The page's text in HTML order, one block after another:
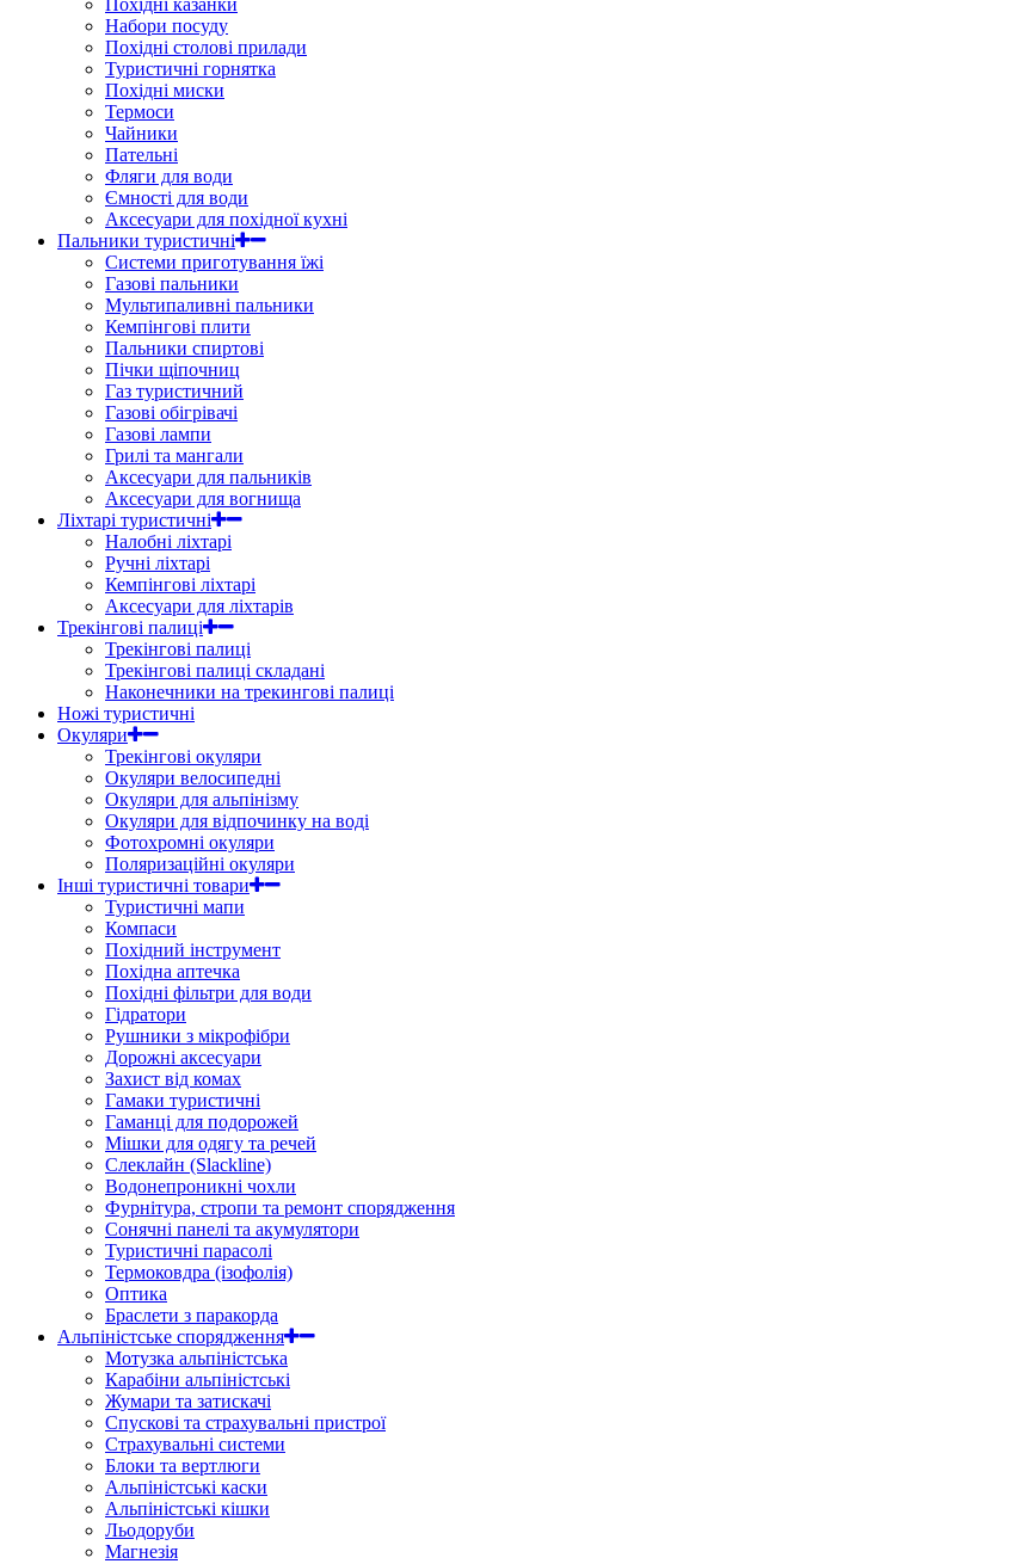
Похідні казанки
Набори посуду
Похідні столові прилади
Туристичні горнятка
Похідні миски
Термоси
Чайники
Пательні
Фляги для води
Ємності для води
Аксесуари для похідної кухні
Пальники туристичні
Системи приготування їжі
Газові пальники
Мультипаливні пальники
Кемпінгові плити
Пальники спиртові
Пічки щіпочниц
Газ туристичний
Газові обігрівачі
Газові лампи
Грилі та мангали
Аксесуари для пальників
Аксесуари для вогнища
Ліхтарі туристичні
Налобні ліхтарі
Ручні ліхтарі
Кемпінгові ліхтарі
Аксесуари для ліхтарів
Трекінгові палиці
Трекінгові палиці
Трекінгові палиці складані
Наконечники на трекингові палиці
Ножі туристичні
Окуляри
Трекінгові окуляри
Окуляри велосипедні
Окуляри для альпінізму
Окуляри для відпочинку на воді
Фотохромні окуляри
Поляризаційні окуляри
Інші туристичні товари
Туристичні мапи
Компаси
Похідний інструмент
Похідна аптечка
Похідні фільтри для води
Гідратори
Рушники з мікрофібри
Дорожні аксесуари
Захист від комах
Гамаки туристичні
Гаманці для подорожей
Мішки для одягу та речей
Слеклайн (Slackline)
Водонепроникні чохли
Фурнітура, стропи та ремонт спорядження
Сонячні панелі та акумулятори
Туристичні парасолі
Термоковдра (ізофолія)
Оптика
Браслети з паракорда
Альпіністське спорядження
Мотузка альпіністська
Карабіни альпіністські
Жумари та затискачі
Спускові та страхувальні пристрої
Страхувальні системи
Блоки та вертлюги
Альпіністські каски
Альпіністські кішки
Льодоруби
Магнезія